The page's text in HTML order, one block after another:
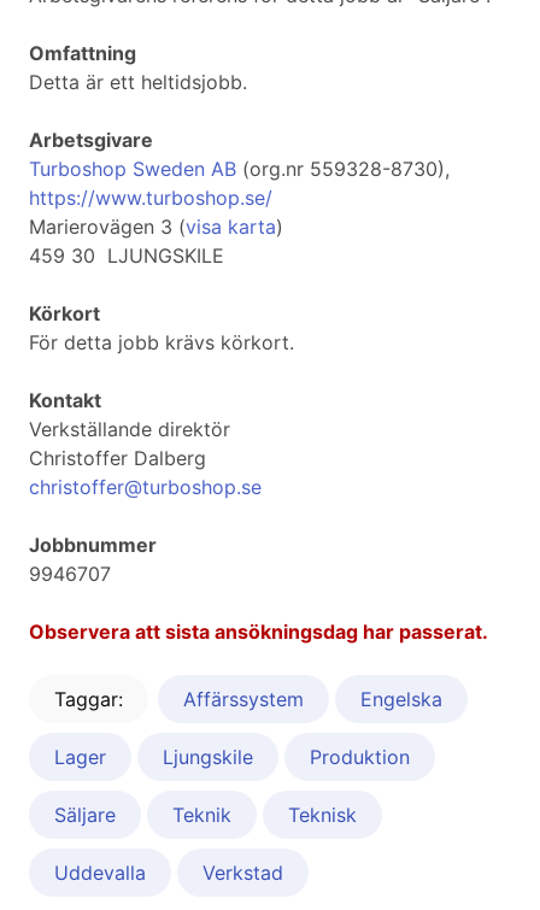
Omfattning
Detta är ett heltidsjobb.
Arbetsgivare
Turboshop Sweden AB (org.nr 559328-8730),
https://www.turboshop.se/
Marierovägen 3 (visa karta)
459 30 LJUNGSKILE
Körkort
För detta jobb krävs körkort.
Kontakt
Verkställande direktör
Christoffer Dalberg
christoffer@turboshop.se
Jobbnummer
9946707
Observera att sista ansökningsdag har passerat.
Taggar: Affärssystem Engelska
Lager Ljungskile Produktion
Säljare Teknik Teknisk
Uddevalla Verkstad